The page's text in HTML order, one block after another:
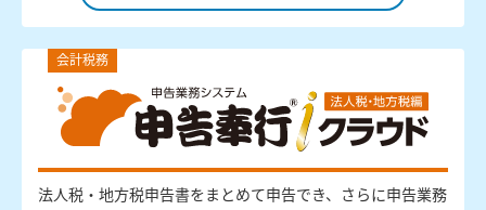
会計税務
法人税・地方税申告書をまとめて申告でき、さらに申告業務